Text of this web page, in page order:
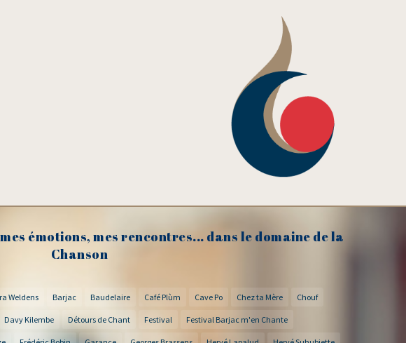
émotions, mes rencontres... dans le domaine de la
Chanson
Weldens Barjac Baudelaire Café Plùm Cave Po Chez ta Mère Chouf
Davy Kilembe Détours de Chant Festival Festival Barjac m'en Chante